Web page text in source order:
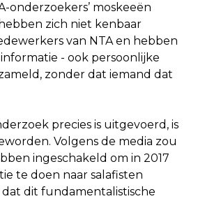
onderzoekers’ moskeeën
zich niet kenbaar
van NTA en hebben
- ook persoonlijke
zonder dat iemand dat
precies is uitgevoerd, is
Volgens de media zou
ingeschakeld om in 2017
te doen naar salafisten
dit fundamentalistische